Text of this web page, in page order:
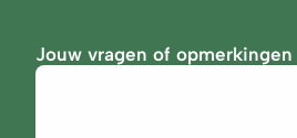
Jouw vragen of opmerkingen